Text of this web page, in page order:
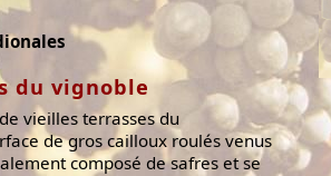
du vignoble
vieilles terrasses du
de gros cailloux roulés venus
composé de safres et se